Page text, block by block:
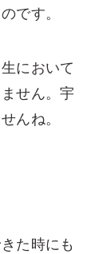
です。
において
せん。宇
んね。
た時にも